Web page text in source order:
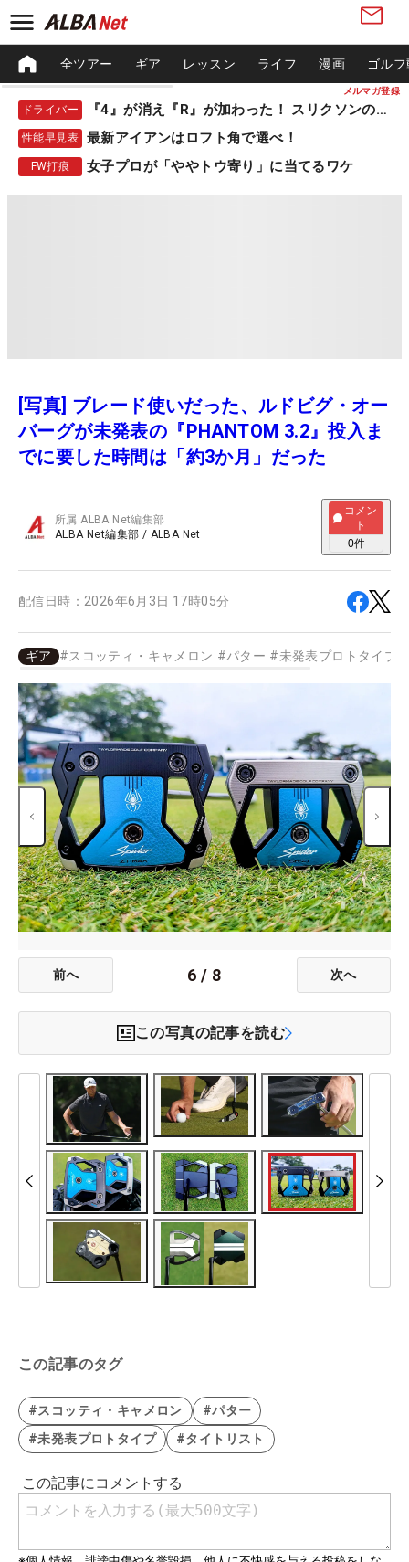
メルマガ登録
全ツアー ギア レッスン ライフ 漫画 ゴル
ドライバー 『4』が消え『R』が加わった！ スリクソンの新作
性能早見表 最新アイアンはロフト角で選べ！
FW打痕 女子プロが「ややトウ寄り」に当てるワケ
[写真] ブレード使いだった、ルドビグ・オー
バーグが未発表の『PHANTOM 3.2』投入ま
でに要した時間は「約3か月」だった
所属ALBA Net編集部
ALBA Net編集部 / ALBA Net
コメン
ト
0件
配信日時： 2026年6月3日 17時05分
ギア #スコッティ・キャメロン #パター #未発表プロトタイプ
前へ 6 / 8 次へ
この写真の記事を読む
この記事のタグ
#スコッティ・キャメロン
#パター
#未発表プロトタイプ
#タイトリスト